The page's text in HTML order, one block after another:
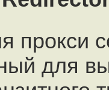
прокси
для